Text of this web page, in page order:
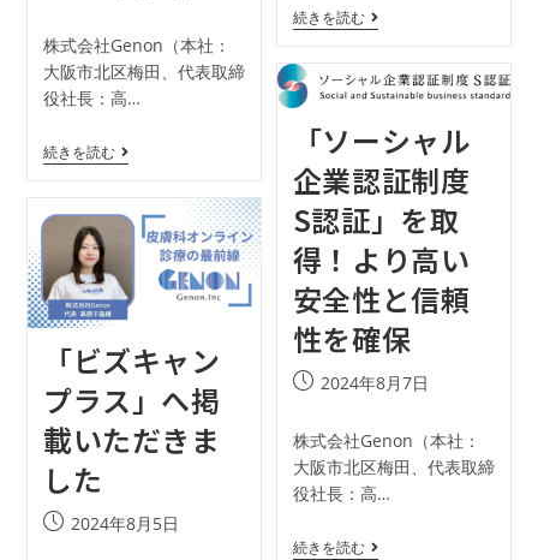
株式会社Genon（本社：
大阪市北区梅田、代表取締
役社長：高…
続きを読む
続きを読む
「ソーシャル
企業認証制度
S認証」を取
得！より高い
安全性と信頼
性を確保
2024年8月7日
株式会社Genon（本社：
大阪市北区梅田、代表取締
役社長：高…
続きを読む
「ビズキャン
プラス」へ掲
載いただきま
した
2024年8月5日